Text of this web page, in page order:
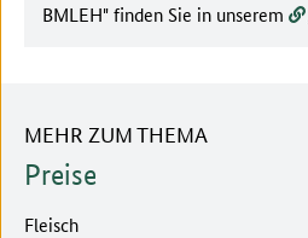
BMLEH" finden Sie in unserem
MEHR ZUM THEMA
Preise
Fleisch